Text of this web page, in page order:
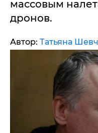
массовым
дронов.
Автор: Татьяна